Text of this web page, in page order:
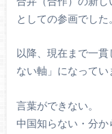
としての参画でした。
以降、現在まで一
ない軸」になってい
言葉ができない。
中国知らない・分か